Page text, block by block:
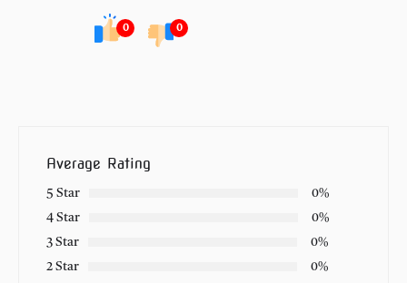
0 0
Average Rating
5 Star
0%
4 Star
0%
3 Star
0%
2 Star
0%